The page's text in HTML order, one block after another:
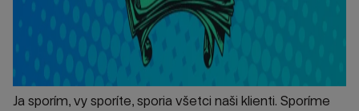
Ja sporím, vy sporíte, sporia všetci naši klienti. Sporíme